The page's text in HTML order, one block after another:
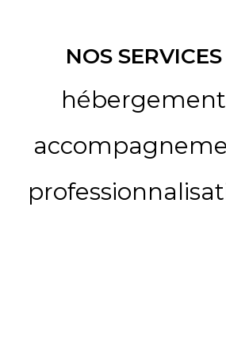
NOS SERVICES
hébergement